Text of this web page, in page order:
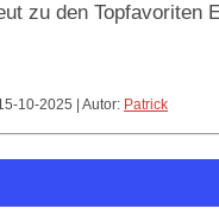
zu den Topfavoriten
10-2025 | Autor: Patrick